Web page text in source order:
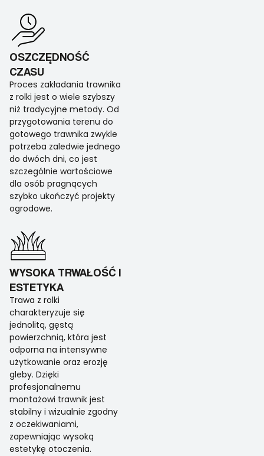
OSZCZĘDNOŚĆ
CZASU
Proces zakładania trawnika
z rolki jest o wiele szybszy
niż tradycyjne metody. Od
przygotowania terenu do
gotowego trawnika zwykle
potrzeba zaledwie jednego
do dwóch dni, co jest
szczególnie wartościowe
dla osób pragnących
szybko ukończyć projekty
ogrodowe.
WYSOKA TRWAŁOŚĆ I
ESTETYKA
Trawa z rolki
charakteryzuje się
jednolitą, gęstą
powierzchnią, która jest
odporna na intensywne
użytkowanie oraz erozję
gleby. Dzięki
profesjonalnemu
montażowi trawnik jest
stabilny i wizualnie zgodny
z oczekiwaniami,
zapewniając wysoką
estetykę otoczenia.